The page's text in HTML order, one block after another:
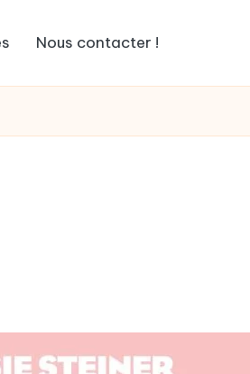
Nous contacter !